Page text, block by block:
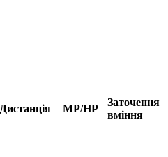
Дистанція MP/HP
Заточення
вміння